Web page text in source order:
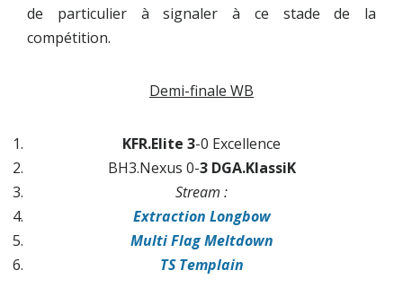
de particulier à signaler à ce stade de la
compétition.
Demi-finale WB
KFR.Elite 3-0 Excellence
BH3.Nexus 0-3 DGA.KlassiK
Stream :
Extraction Longbow
Multi Flag Meltdown
TS Templain